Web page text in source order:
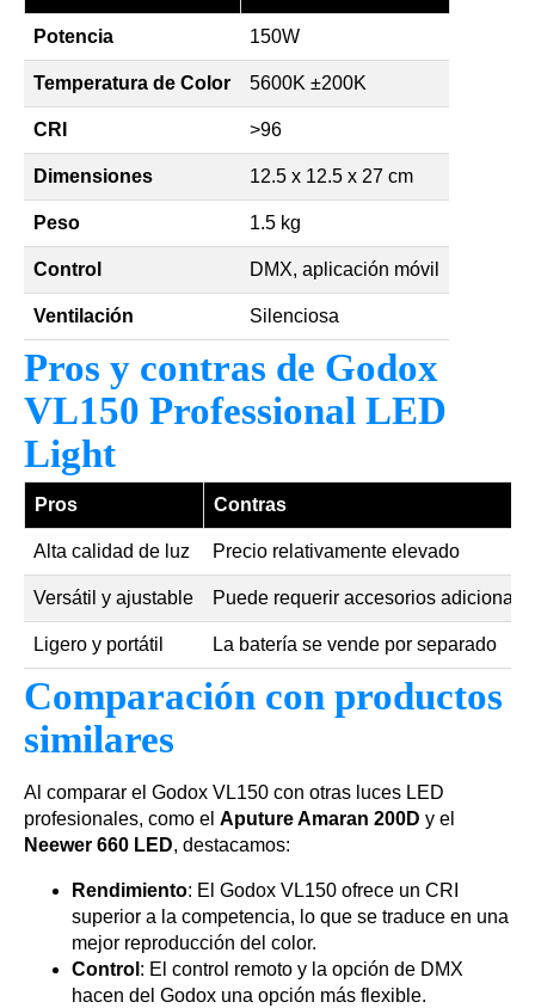
Potencia 150W
Temperatura de Color 5600K ±200K
CRI >96
Dimensiones 12.5 x 12.5 x 27 cm
Peso 1.5 kg
Control DMX, aplicación móvil
Ventilación Silenciosa
Pros y contras de Godox
VL150 Professional LED
Light
Pros Contras
Alta calidad de luz Precio relativamente elevado
Versátil y ajustable Puede requerir accesorios
Ligero y portátil La batería se vende por separado
Comparación con productos
similares
Al comparar el Godox VL150 con otras luces LED
profesionales, como el Aputure Amaran 200D y el
Neewer 660 LED, destacamos:
Rendimiento: El Godox VL150 ofrece un CRI
superior a la competencia, lo que se traduce en una
mejor reproducción del color.
Control : El control remoto y la opción de DMX
hacen del Godox una opción más flexible.